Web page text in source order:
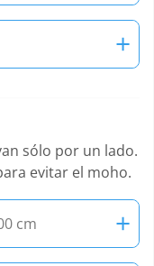
+
sólo por un lado.
evitar el moho.
cm
+